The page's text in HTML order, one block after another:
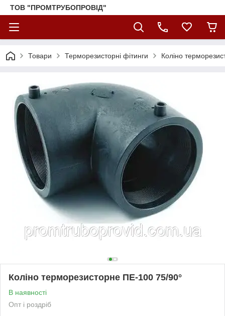
ТОВ "ПРОМТРУБОПРОВІД"
Товари Терморезисторні фітинги Коліно
Коліно терморезисторне ПЕ-100 75/90°
В наявності
Опт і роздріб